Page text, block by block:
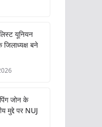
यूनियन
बने
जोन के
मुद्दे पर NUJ